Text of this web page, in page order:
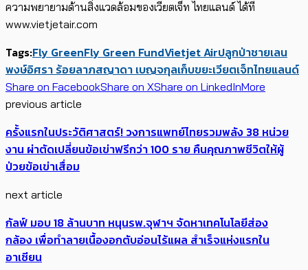
ความพยายามด้านสิ่งแวดล้อมของเวียตเจ็ท ไทยแลนด์ ได้ที่
www.vietjetair.com
Tags:Fly GreenFly Green FundVietjet Airปลูกป่าชายเลน
พงษ์อิศรา ร้อยลาภสญาดา เบญจกุล​​เก็บขยะเวียตเจ็ทไทยแลนด์
Share on FacebookShare on XShare on LinkedInMore
previous article
ครั้งแรกในประวัติศาสตร์! วงการแพทย์ไทยรวมพลัง 38 หน่วย
งาน ผ่าตัดเปลี่ยนข้อเข่าฟรีกว่า 100 ราย คืนคุณภาพชีวิตให้ผู้
ป่วยข้อเข่าเสื่อม
next article
กัลฟ์ มอบ 18 ล้านบาท หนุนรพ.จุฬาฯ จัดหาเทคโนโลยีส่อง
กล้อง เพื่อทำลายเนื้องอกตับอ่อนไร้แผล สำเร็จแห่งแรกใน
อาเซียน